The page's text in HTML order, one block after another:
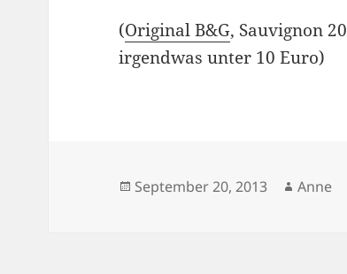
(Original B&G, Sauvignon
irgendwas unter 10 Euro)
Veröffentlicht
September 20, 2013 Autor
Anne